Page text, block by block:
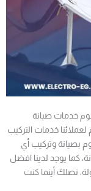
خدمات صيانة
خدمات التركيب
بصيانة وتركيب أي
كما يوجد لدينا افضل
نصلك أينما كنت